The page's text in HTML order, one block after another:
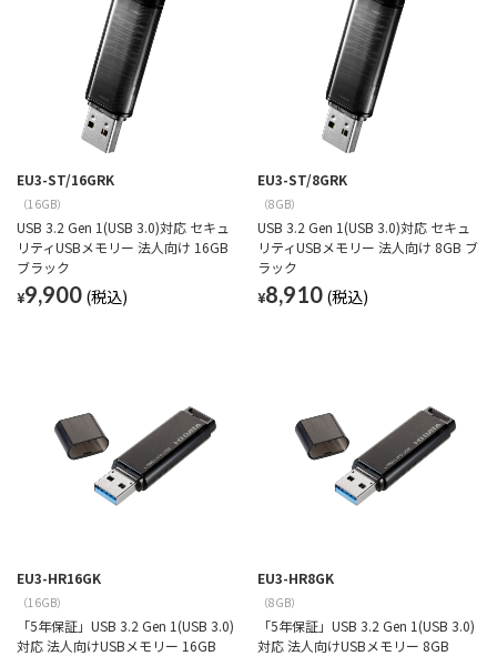
EU3-ST/16GRK
（16GB）
USB 3.2 Gen 1(USB 3.0)対応 セキュ
リティUSBメモリー 法人向け 16GB
ブラック
¥9,900
EU3-ST/8GRK
（8GB）
USB 3.2 Gen 1(USB 3.0)対応 セキュ
リティUSBメモリー 法人向け 8GB ブ
ラック
¥8,910
EU3-HR16GK
（16GB）
「5年保証」USB 3.2 Gen 1(USB 3.0)
対応 法人向けUSBメモリー 16GB
EU3-HR8GK
（8GB）
「5年保証」USB 3.2 Gen 1(USB 3.0)
対応 法人向けUSBメモリー 8GB